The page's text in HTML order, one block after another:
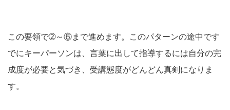
この要領で➁～⑥まで進めます。このパターンの途中です
でにキーパーソンは、言葉に出して指導するには自分の完
成度が必要と気づき、受講態度がどんどん真剣になりま
す。